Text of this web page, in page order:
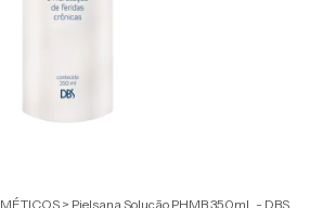
> Pielsana Solução PHMB 350mL - DBS